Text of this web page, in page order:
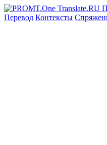
Перевод Контексты